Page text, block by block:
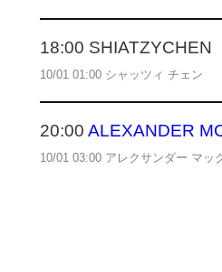
18:00 SHIATZYCHEN
10/01 01:00 シャッツィ チェン
20:00 ALEXANDER
10/01 03:00 アレクサンダー マッ